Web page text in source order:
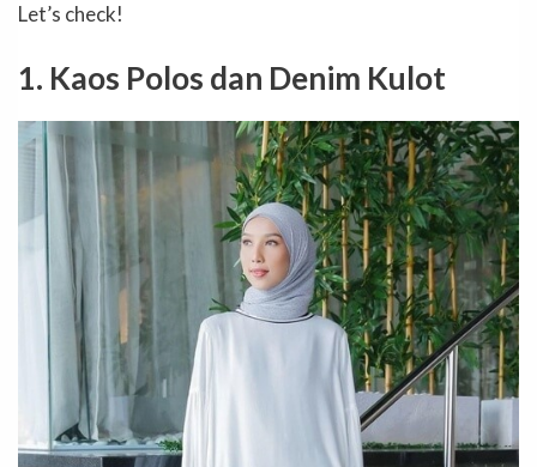
Let’s check!
1. Kaos Polos dan Denim Kulot